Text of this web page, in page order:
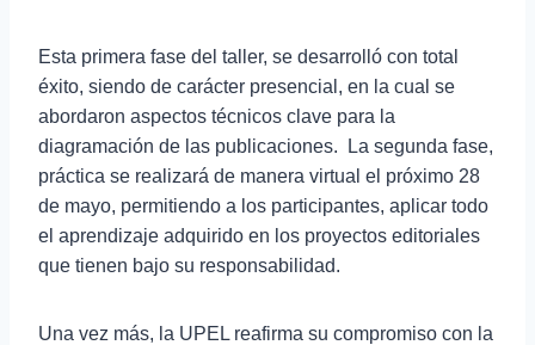
Esta primera fase del taller, se desarrolló con total
éxito, siendo de carácter presencial, en la cual se
abordaron aspectos técnicos clave para la
diagramación de las publicaciones. La segunda fase,
práctica se realizará de manera virtual el próximo 28
de mayo, permitiendo a los participantes, aplicar todo
el aprendizaje adquirido en los proyectos editoriales
que tienen bajo su responsabilidad.
Una vez más, la UPEL reafirma su compromiso con la